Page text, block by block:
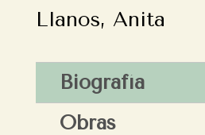
Llanos, Anita
Biografía
Obras